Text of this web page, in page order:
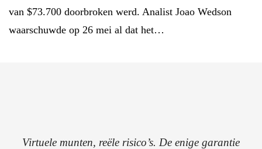
van $73.700 doorbroken werd. Analist Joao Wedson
waarschuwde op 26 mei al dat het…
Virtuele munten, reële risico’s. De enige garantie